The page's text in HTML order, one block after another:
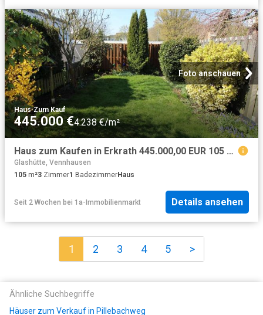
Foto anschauen
Haus·Zum Kauf
445.000 €4.238 €/m²
Haus zum Kaufen in Erkrath 445.000,00 EUR 105 m²
Glashütte, Vennhausen
105 m²3 Zimmer1 BadezimmerHaus
Seit 2 Wochen bei 1a-Immobilienmarkt Details ansehen
1 2 3 4 5 >
Ähnliche Suchbegriffe
Häuser zum Verkauf in Pillebachweg